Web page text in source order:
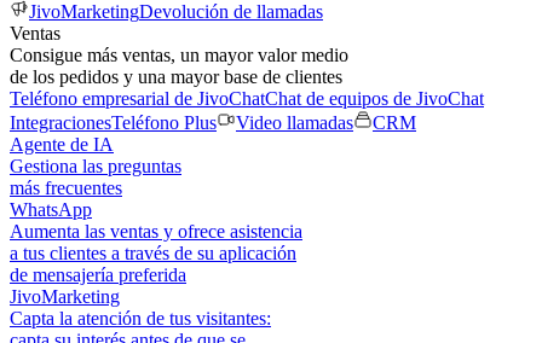
JivoMarketingDevolución de llamadas
Ventas
Consigue más ventas, un mayor valor medio
de los pedidos y una mayor base de clientes
Teléfono empresarial de JivoChatChat de equipos de JivoChat
IntegracionesTeléfono Plus Video llamadas
CRM
Agente de IA
Gestiona las preguntas
más frecuentes
WhatsApp
Aumenta las ventas y ofrece asistencia
a tus clientes a través de su aplicación
de mensajería preferida
JivoMarketing
Capta la atención de tus visitantes: